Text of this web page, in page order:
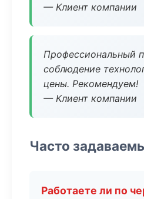
— Клиент компании
Профессиональный
соблюдение
цены. Рекомендуем!
— Клиент компании
Часто
Работаете ли по